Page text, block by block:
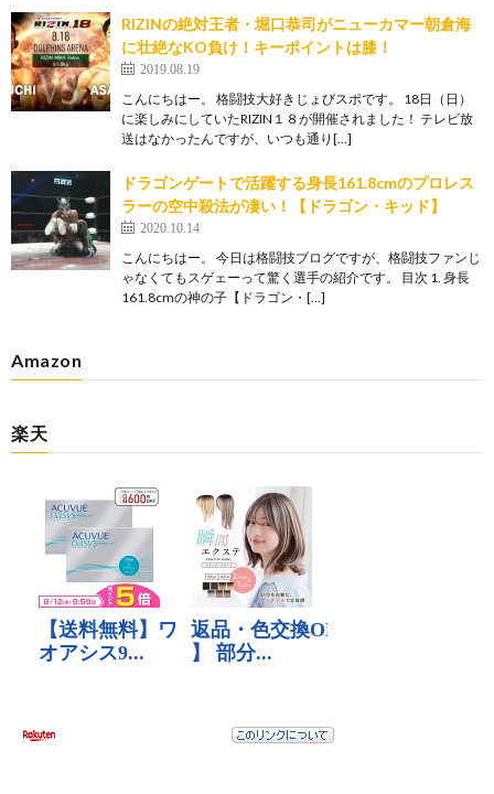
RIZINの絶対王者・堀口恭司がニューカマー朝倉海
に壮絶なKO負け！キーポイントは膝！
2019.08.19
こんにちはー。 格闘技大好きじょびスポです。 18日（日）
に楽しみにしていたRIZIN１８が開催されました！ テレビ放
送はなかったんですが、いつも通り[…]
ドラゴンゲートで活躍する身長161.8cmのプロレス
ラーの空中殺法が凄い！【ドラゴン・キッド】
2020.10.14
こんにちはー。 今日は格闘技ブログですが、格闘技ファンじ
ゃなくてもスゲェーって驚く選手の紹介です。 目次 1. 身長
161.8cmの神の子【ドラゴン・[…]
Amazon
楽天